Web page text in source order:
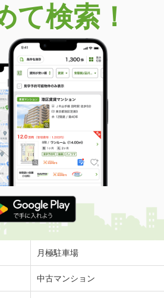
て検索！
月極駐車場
中古マンション